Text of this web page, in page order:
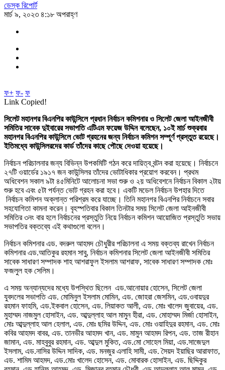
ডেস্ক রিপোর্ট
মার্চ ৯, ২০২৩ ৪:১৮ অপরাহ্ণ
ফ+ ফ- ফ
Link Copied!
সিলেট মহানগর বিএনপির কাউন্সিলে প্রধান নির্বাচন কমিশনার ও সিলেট জেলা আইনজীবী
সমিতির সাবেক দুইবারের সভাপতি এটিএম ফয়েজ উদ্দিন বলেছেন, ১০ই মার্চ শুক্রবার
মহানগর বিএনপির কাউন্সিলে ভোট গ্রহনের জন্য নির্বাচন কমিশন সম্পূর্ণ প্রস্তুত রয়েছে।
ইতিমধ্যে কাউন্সিলরদের কার্ড তাঁদের কাছে পৌছে দেওয়া হয়েছে।
নির্বাচন পরিচালনার জন্য বিভিন্ন উপকমিটি গঠন করে দায়িত্ব বন্টন করা হয়েছে। নির্বাচনে
২৭টি ওয়ার্ডের ১৯১৭ জন কাউন্সিলর তাঁদের ভোটাধিকার প্রয়োগ করবেন। প্রথম
অধিবেশন সকাল ৯টা ৪৫মিনিটে আলোচনা সভা শুরু ও ২য় অধিবেশনে নির্বাচন বিকাল ২টায়
শুরু হবে এবং ৫টা পর্যন্ত ভোট গ্রহন করা হবে। একটি মডেল নির্বাচন উপহার দিতে
নির্বাচন কমিশন অক্লান্ত পরিশ্রম করে যাচ্ছে। তিনি মহানগর বিএনপির নির্বাচনে সবার
সহযোগিতা কামনা করেন। বৃহস্পতিবার বিকাল তিনটার সময় সিলেট জেলা আইনজীবী
সমিতির ৩নং বার হলে নির্বাচনের প্রস্তুতি নিয়ে নির্বাচন কমিশন আয়োজিত প্রস্তুতি সভায়
সভাপতির বক্তব্যে এই কথাগুলো বলেন।
নির্বাচন কমিশনার এড. বদরুল আহমদ চৌধুরীর পরিচালনা এ সময় বক্তব্য রাখেন নির্বাচন
কমিশনার এড.আতিকুর রহমান সাবু, নির্বাচন কমিশনার সিলেট জেলা আইনজীবী সমিতির
সাবেক সাধারণ সম্পাদক শাহ আশরাফুল ইসলাম আশরাফ, সাবেক সাধারণ সম্পাদক মোঃ
ফজলুল হক সেলিম।
এ সময় অন্যান্যদের মধ্যে উপস্থিত ছিলেন এড.আনোয়ার হোসেন, সিলেট জেলা
যুবদলের সভাপতি এড. মোমিনুল ইসলাম মোমিন, এড. জোহরা জেসমিন, এড.ওবায়দুর
রহমান ফাহমি, এড.ইকবাল হোসেন, এড. লিয়াকত আলী, এড. মোঃ খালেদ জুবায়ের, এড.
মুহাম্মদ নাজমুল হোসাইন, এড. আব্দুল্লাহ আল মামুন হীরা, এড. মোহাম্মদ মির্জা হোসাইন,
মোঃ আব্দুল্লাহ আল হেলাল, এড. মোঃ ছমির উদ্দিন, এড. মোঃ ওয়াহিদুর রহমান, এড. মোঃ
কবির আহমদ বাবর, এড. তানভীর আহমদ খান, এড. মামুন আহমদ রিপন, এড. তাজ রীহান
জামান, এড. মাহবুবুর রহমান, এড. আব্দুল মুকিত, এড.মো সোহেল মিয়া, এড.সাজেদুল
ইসলাম, এড.নাসির উদ্দিন সাদিক, এড. মনজুর এলাহি সামী, এড. সৈয়দ ইয়াছির আরাফাত,
এড. শামিম আহমদ, এড.মোঃ খালেদ হোসেন, এড. মোবারক হোসাইন, এড. ছিদ্দিকুর